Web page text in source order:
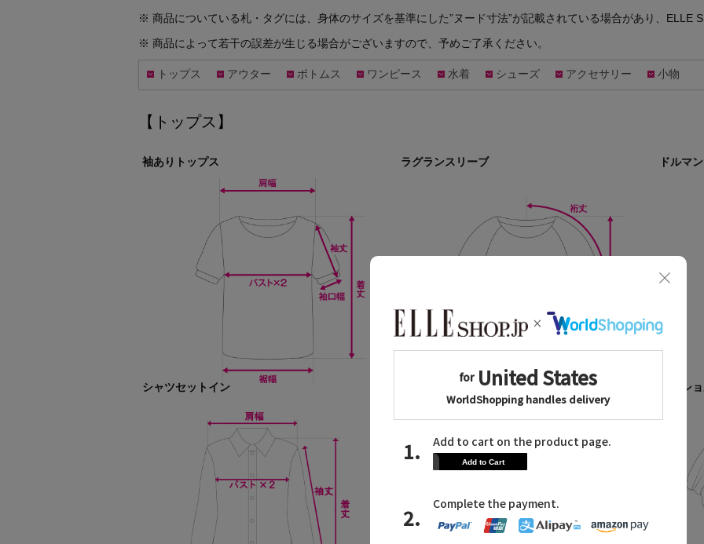
※ 商品についている札・タグには、身体のサイズを基準にした”ヌード寸法”が記載されている場合があり、ELLE
※ 商品によって若干の誤差が生じる場合がございますので、予めご了承ください。
トップス アウター ボトムス ワンピース 水着 シューズ アクセサリー 小物
【トップス】
袖ありトップス ラグランスリーブ ドルマ
シャツセットイン ドルマンスリーブ オフシ